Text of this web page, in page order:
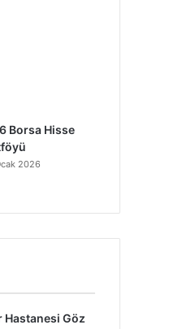
Borsa Hisse
2026
Hastanesi Göz